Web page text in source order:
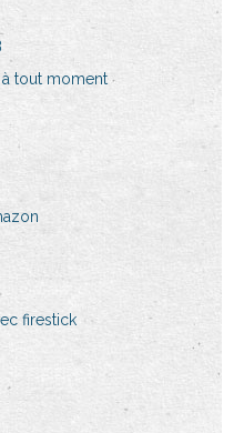
tout moment
firestick